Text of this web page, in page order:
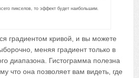
пикселов, то эффект будет наибольшим.
градиентом кривой, и вы можете
меняя градиент только в
диапазона. Гистограмма полезна
что она позволяет вам видеть, где